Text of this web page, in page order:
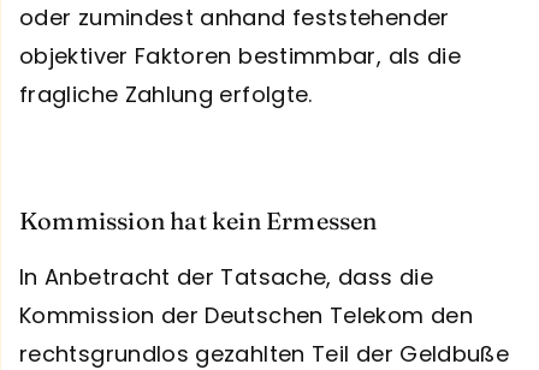
oder zumindest anhand feststehender
objektiver Faktoren bestimmbar, als die
fragliche Zahlung erfolgte.
Kommission hat kein Ermessen
In Anbetracht der Tatsache, dass die
Kommission der Deutschen Telekom den
rechtsgrundlos gezahlten Teil der Geldbuße